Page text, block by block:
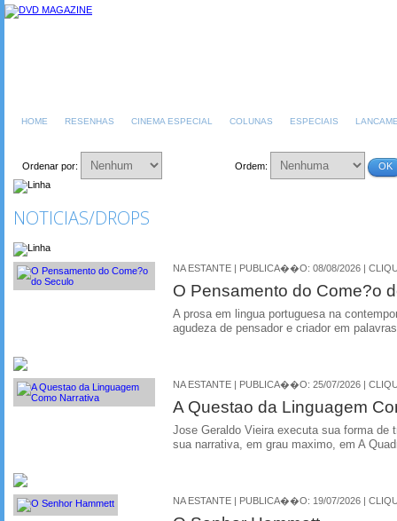
HOME RESENHAS CINEMA ESPECIAL COLUNAS ESPECIAIS
Ordenar por: Ordem: OK
NOTICIAS/DROPS
NA ESTANTE | PUBLICA��O: 08/08/2026 |
O Pensamento do Come?o
A prosa em lingua portuguesa na
agudeza de pensador e criador em
NA ESTANTE | PUBLICA��O: 25/07/2026 |
A Questao da Linguagem
Jose Geraldo Vieira executa sua forma de
sua narrativa, em grau maximo, em A
NA ESTANTE | PUBLICA��O: 19/07/2026 |